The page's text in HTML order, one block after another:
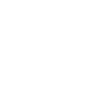
igualó. Los turcos
tres, donde se
Aún así, los locales
contrincante
contagiaba y el